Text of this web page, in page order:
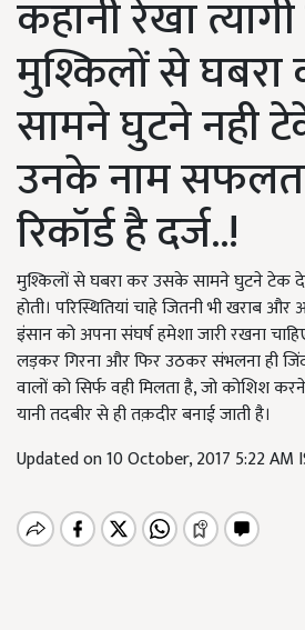
कहानी रेखा
मुश्किलों से
सामने घुटने
उनके नाम
रिकॉर्ड है दर्ज..!
मुश्किलों से घबरा कर उसके सामने घुटने टेक
होती। परिस्थितियां चाहे जितनी भी खराब
इंसान को अपना संघर्ष हमेशा जारी रखना
लड़कर गिरना और फिर उठकर संभलना ही
वालों को सिर्फ वही मिलता है, जो कोशिश
यानी तदबीर से ही तक़दीर बनाई जाती है।
Updated on 10 October, 2017 5:22 AM